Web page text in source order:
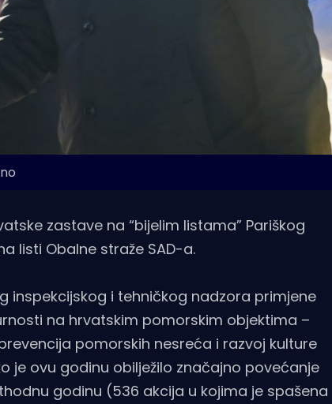
zastave na “bijelim listama” Pariškog
listi Obalne straže SAD-a.
inspekcijskog i tehničkog nadzora primjene
na hrvatskim pomorskim objektima –
pomorskih nesreća i razvoj kulture
je ovu godinu obilježilo značajno povećanje
godinu (536 akcija u kojima je spašena